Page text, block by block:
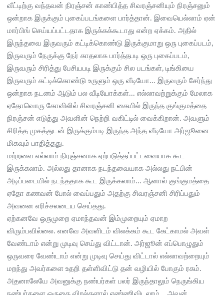
வீட்டிற்கு வந்தவன் நிரஞ்சன் காண்பித்த சிவரஞ்சனியும் நிரஞ்சனும்
ஒன்றாக இருக்கும் புகைப்படங்களை பார்த்தான். இவையெல்லாம் ஏன்
மார்பிங் செய்யப்பட்டதாக இருக்கக்கூடாது என்ற ஏக்கம். அதில்
இருந்தவை இருவரும் கட்டிக்கொண்டு இருக்குமாறு ஒரு புகைப்படம்,
இருவரும் நேருக்கு நேர் காதலாக பார்த்தபடி ஒரு புகைப்படம்,
இருவரும் சிரித்து பேசியபடி இருக்கும் சில படங்கள், டிங்கியை
இருவரும் கட்டிக்கொண்டு உருளும் ஒரு வீடியோ... இருவரும் சேர்ந்து
ஒன்றாக நடனம் ஆடும் பல வீடியோக்கள்... எல்லாவற்றுக்கும் மேலாக
ஏதோவொரு கோவிலில் சிவரஞ்சனி கையில் இருந்த குங்குமத்தை
நிரஞ்சன் எடுத்து அவளின் நெற்றி வகிட்டில் வைக்கிறான். அவளும்
சிரித்த முகத்துடன் இருக்கும்படி இருந்த அந்த வீடியோ அர்ஜூனை
மிகவும் பாதித்தது.
மற்றவை எல்லாம் நிரஞ்சனாக ஏற்படுத்தப்பட்டவையாக கூட
இருக்கலாம். அல்லது தானாக நடந்தவையாக அல்லது நட்பின்
அடிப்படையில் நடந்ததாக கூட இருக்கலாம்... ஆனால் குங்குமத்தை
ஏதோ கணவன் போல் வைப்பதும் அதற்கு சிவரஞ்சனி சிரிப்பதும்
அவனை எரிச்சலடைய செய்தது.
ஏற்கனவே ஒருமுறை ஏமாந்தவன் இம்முறையும் ஏமாற
விரும்பவில்லை. எனவே அவளிடம் விலக்கம் கூட கேட்காமல் அவள்
வேண்டாம் என்று முடிவு செய்து விட்டான். அர்ஜூன் எப்பொழுதும்
ஒருவரை வேண்டாம் என்று முடிவு செய்து விட்டால் எல்லாவற்றையும்
மறந்து அவர்களை உதறி தள்ளிவிட்டு தன் வழியில் போகும் ரகம்.
அதனாலேயே அவனுக்கு நண்பர்கள் பலர் இருந்தாலும் நெருங்கிய
நண்பர்களை ஒருகை விரல்களால் எண்ணிவிடலாம்... அவன்